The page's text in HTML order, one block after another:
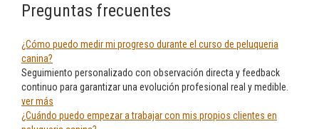
Preguntas frecuentes
¿Cómo puedo medir mi progreso durante el curso de peluqueria
canina?
Seguimiento personalizado con observación directa y feedback
continuo para garantizar una evolución profesional real y medible.
ver más
¿Cuándo puedo empezar a trabajar con mis propios clientes en